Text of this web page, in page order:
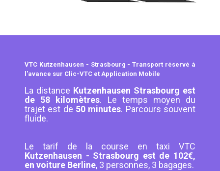
VTC Kutzenhausen - Strasbourg - Transport réservé à
l'avance sur Clic-VTC et Application Mobile
La distance Kutzenhausen Strasbourg est
de 58 kilomètres. Le temps moyen du
trajet est de 50 minutes. Parcours souvent
fluide.
Le tarif de la course en taxi VTC
Kutzenhausen - Strasbourg est de 102€,
en voiture Berline, 3 personnes, 3 bagages.